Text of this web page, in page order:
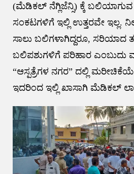
(ಮೆಡಿಕಲ್ ನೆಗ್ಲಿಜೆನ್ಸಿ) ಕ್ಕೆ
ಸಂಕಟಗಳಿಗೆ ಇಲ್ಲಿ ಉತ್ತರವೇ ಇಲ್ಲ.
ಸಾಲು ಬಲಿಗಳಾಗಿದ್ದರೂ, ಸರಿಯಾದ
ಬಲಿಪಶುಗಳಿಗೆ ಪರಿಹಾರ ಎಂಬುದು
“ಆಸ್ಪತ್ರೆಗಳ ನಗರ” ದಲ್ಲಿ
ಇದರಿಂದ ಇಲ್ಲಿ ಖಾಸಾಗಿ ಮೆಡಿಕಲ್